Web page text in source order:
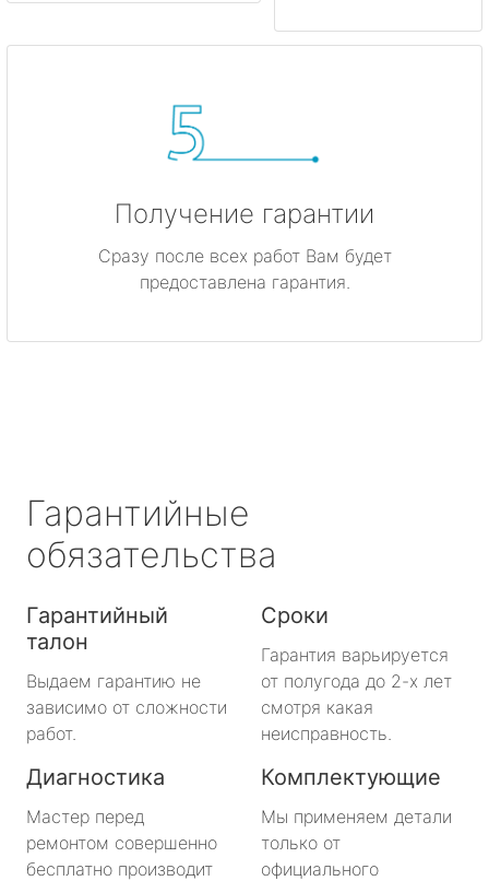
Получение гарантии
Сразу после всех работ Вам будет
предоставлена гарантия.
Гарантийные
обязательства
Гарантийный
талон
Выдаем гарантию не
зависимо от сложности
работ.
Сроки
Гарантия варьируется
от полугода до 2-х лет
смотря какая
неисправность.
Диагностика
Мастер перед
ремонтом совершенно
бесплатно производит
Комплектующие
Мы применяем детали
только от
официального